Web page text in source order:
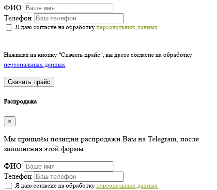
ФИО
Телефон
Я даю согласие на обработку персональных данных
Нажимая на кнопку "Скачать прайс", вы даете согласие на обработку
персональных данных
Скачать прайс
Распродажа
×
Мы пришлём позиции распродажи Вам на Telegram, после
заполнения этой формы.
ФИО
Телефон
Я даю согласие на обработку персональных данных